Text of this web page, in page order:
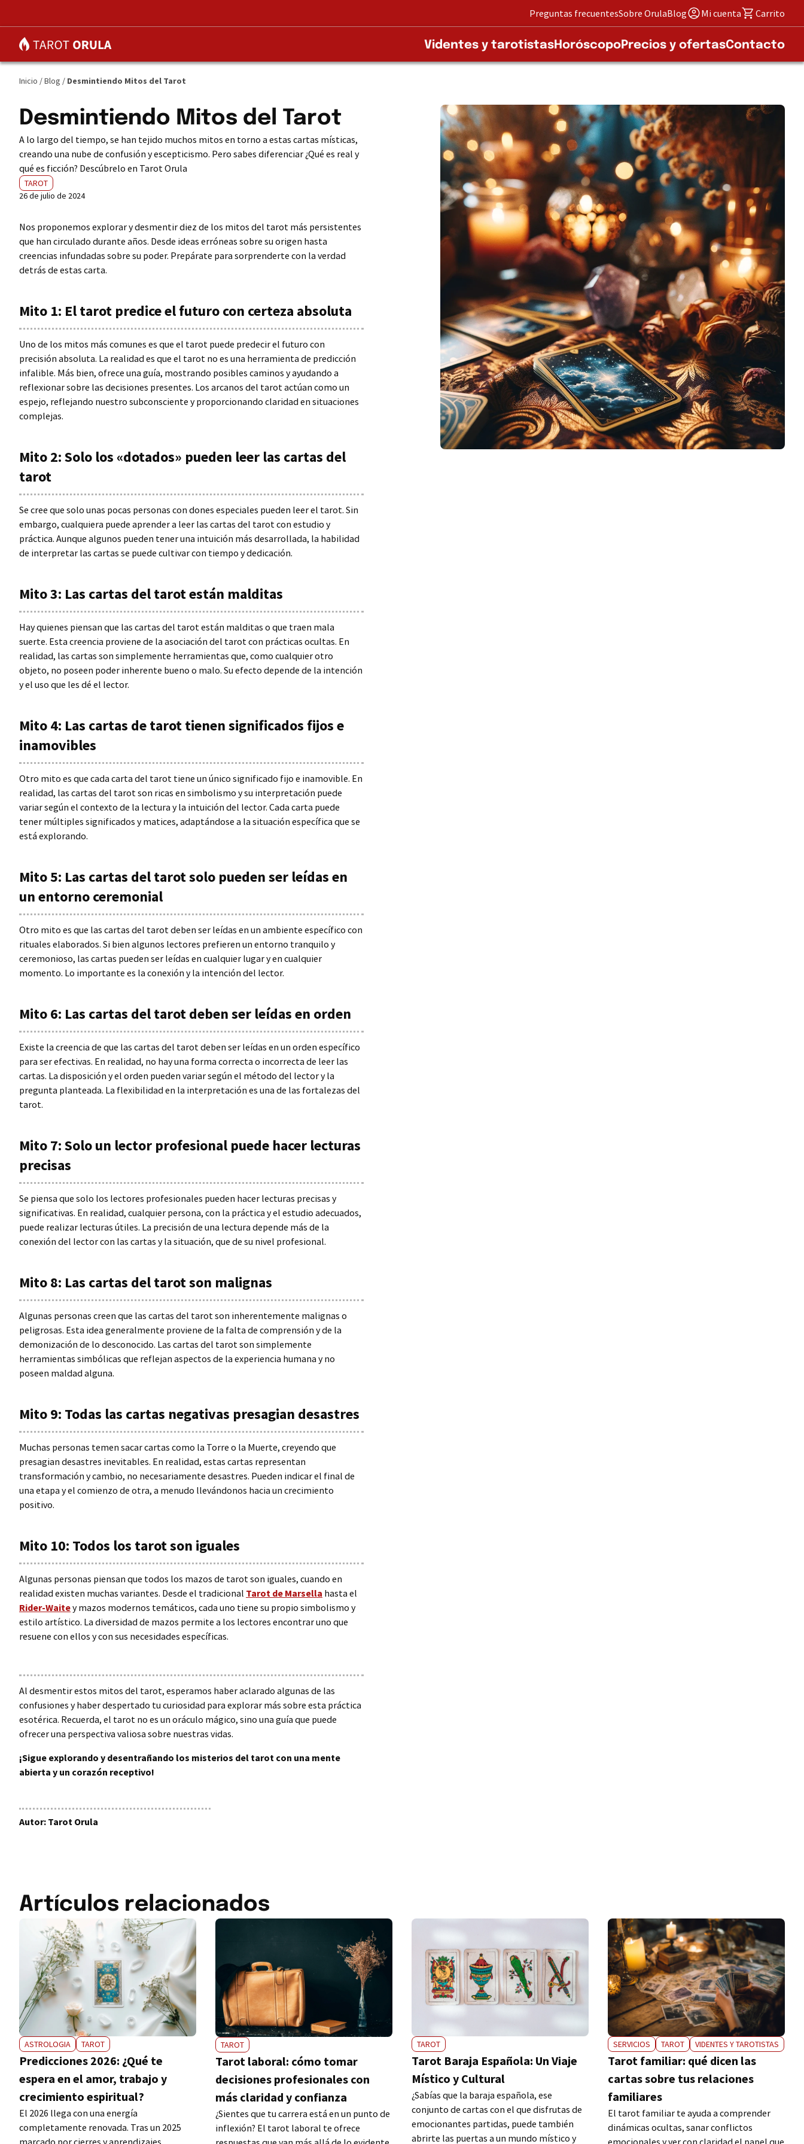
Preguntas frecuentesSobre OrulaBlog Mi cuenta Carrito
Videntes y tarotistasHoróscopoPrecios y ofertasContacto
Inicio /Blog / Desmintiendo Mitos del Tarot
Desmintiendo Mitos del Tarot
A lo largo del tiempo, se han tejido muchos mitos en torno a estas cartas místicas,
creando una nube de confusión y escepticismo. Pero sabes diferenciar ¿Qué es real y
qué es ficción? Descúbrelo en Tarot Orula
TAROT
26 de julio de 2024
Nos proponemos explorar y desmentir diez de los mitos del tarot más persistentes
que han circulado durante años. Desde ideas erróneas sobre su origen hasta
creencias infundadas sobre su poder. Prepárate para sorprenderte con la verdad
detrás de estas carta.
Mito 1: El tarot predice el futuro con certeza absoluta
Uno de los mitos más comunes es que el tarot puede predecir el futuro con
precisión absoluta. La realidad es que el tarot no es una herramienta de predicción
infalible. Más bien, ofrece una guía, mostrando posibles caminos y ayudando a
reflexionar sobre las decisiones presentes. Los arcanos del tarot actúan como un
espejo, reflejando nuestro subconsciente y proporcionando claridad en situaciones
complejas.
Mito 2: Solo los «dotados» pueden leer las cartas del
tarot
Se cree que solo unas pocas personas con dones especiales pueden leer el tarot. Sin
embargo, cualquiera puede aprender a leer las cartas del tarot con estudio y
práctica. Aunque algunos pueden tener una intuición más desarrollada, la habilidad
de interpretar las cartas se puede cultivar con tiempo y dedicación.
Mito 3: Las cartas del tarot están malditas
Hay quienes piensan que las cartas del tarot están malditas o que traen mala
suerte. Esta creencia proviene de la asociación del tarot con prácticas ocultas. En
realidad, las cartas son simplemente herramientas que, como cualquier otro
objeto, no poseen poder inherente bueno o malo. Su efecto depende de la intención
y el uso que les dé el lector.
Mito 4: Las cartas de tarot tienen significados fijos e
inamovibles
Otro mito es que cada carta del tarot tiene un único significado fijo e inamovible. En
realidad, las cartas del tarot son ricas en simbolismo y su interpretación puede
variar según el contexto de la lectura y la intuición del lector. Cada carta puede
tener múltiples significados y matices, adaptándose a la situación específica que se
está explorando.
Mito 5: Las cartas del tarot solo pueden ser leídas en
un entorno ceremonial
Otro mito es que las cartas del tarot deben ser leídas en un ambiente específico con
rituales elaborados. Si bien algunos lectores prefieren un entorno tranquilo y
ceremonioso, las cartas pueden ser leídas en cualquier lugar y en cualquier
momento. Lo importante es la conexión y la intención del lector.
Mito 6: Las cartas del tarot deben ser leídas en orden
Existe la creencia de que las cartas del tarot deben ser leídas en un orden específico
para ser efectivas. En realidad, no hay una forma correcta o incorrecta de leer las
cartas. La disposición y el orden pueden variar según el método del lector y la
pregunta planteada. La flexibilidad en la interpretación es una de las fortalezas del
tarot.
Mito 7: Solo un lector profesional puede hacer lecturas
precisas
Se piensa que solo los lectores profesionales pueden hacer lecturas precisas y
significativas. En realidad, cualquier persona, con la práctica y el estudio adecuados,
puede realizar lecturas útiles. La precisión de una lectura depende más de la
conexión del lector con las cartas y la situación, que de su nivel profesional.
Mito 8: Las cartas del tarot son malignas
Algunas personas creen que las cartas del tarot son inherentemente malignas o
peligrosas. Esta idea generalmente proviene de la falta de comprensión y de la
demonización de lo desconocido. Las cartas del tarot son simplemente
herramientas simbólicas que reflejan aspectos de la experiencia humana y no
poseen maldad alguna.
Mito 9: Todas las cartas negativas presagian desastres
Muchas personas temen sacar cartas como la Torre o la Muerte, creyendo que
presagian desastres inevitables. En realidad, estas cartas representan
transformación y cambio, no necesariamente desastres. Pueden indicar el final de
una etapa y el comienzo de otra, a menudo llevándonos hacia un crecimiento
positivo.
Mito 10: Todos los tarot son iguales
Algunas personas piensan que todos los mazos de tarot son iguales, cuando en
realidad existen muchas variantes. Desde el tradicional Tarot de Marsella hasta el
Rider-Waitey mazos modernos temáticos, cada uno tiene su propio simbolismo y
estilo artístico. La diversidad de mazos permite a los lectores encontrar uno que
resuene con ellos y con sus necesidades específicas.
Al desmentir estos mitos del tarot, esperamos haber aclarado algunas de las
confusiones y haber despertado tu curiosidad para explorar más sobre esta práctica
esotérica. Recuerda, el tarot no es un oráculo mágico, sino una guía que puede
ofrecer una perspectiva valiosa sobre nuestras vidas.
¡Sigue explorando y desentrañando los misterios del tarot con una mente
abierta y un corazón receptivo!
Autor: Tarot Orula
Artículos relacionados
ASTROLOGIA TAROT
Predicciones 2026: ¿Qué te
espera en el amor, trabajo y
crecimiento espiritual?
El 2026 llega con una energía
completamente renovada. Tras un 2025
TAROT
Tarot laboral: cómo tomar
decisiones profesionales con
más claridad y confianza
¿Sientes que tu carrera está en un punto de
inflexión? El tarot laboral te ofrece
TAROT
Tarot Baraja Española: Un Viaje
Místico y Cultural
¿Sabías que la baraja española, ese
conjunto de cartas con el que disfrutas de
emocionantes partidas, puede también
abrirte las puertas a un mundo místico y
SERVICIOS TAROT VIDENTES Y TAROTISTAS
Tarot familiar: qué dicen las
cartas sobre tus relaciones
familiares
El tarot familiar te ayuda a comprender
dinámicas ocultas, sanar conflictos